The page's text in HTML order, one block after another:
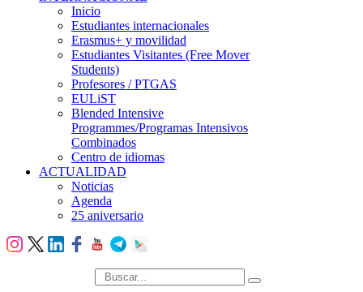
Inicio
Estudiantes internacionales
Erasmus+ y movilidad
Estudiantes Visitantes (Free Mover
Students)
Profesores / PTGAS
EULiST
Blended Intensive
Programmes/Programas Intensivos
Combinados
Centro de idiomas
ACTUALIDAD
Noticias
Agenda
25 aniversario
búsqueda